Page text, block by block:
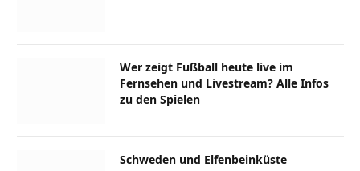
Wer zeigt Fußball heute live im
Fernsehen und Livestream? Alle Infos
zu den Spielen
Schweden und Elfenbeinküste